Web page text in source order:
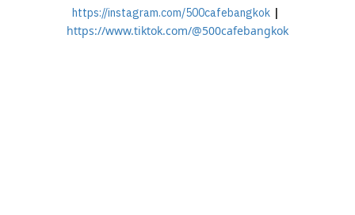
https://instagram.com/500cafebangkok |
https://www.tiktok.com/@500cafebangkok